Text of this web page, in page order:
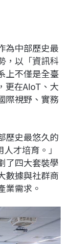
為中部歷史最
，以「資訊科
上不僅是全臺
更在AIoT、大
際視野、實務
歷史最悠久的
才培育。」
了四大套裝學
數據與社群商
業需求。